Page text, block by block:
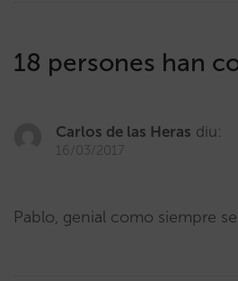
18 persones han
Carlos de las Heras diu:
16/03/2017
Pablo, genial como siempre